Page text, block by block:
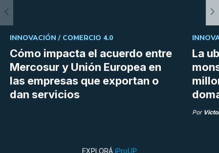
Cómo impacta el acuerdo entre
Mercosur y Unión Europea en
las empresas que exportan o
dan servicios
INNOVACIÓN / COMERCIO 4.0
La
Por
EXPLORÁ iProUP